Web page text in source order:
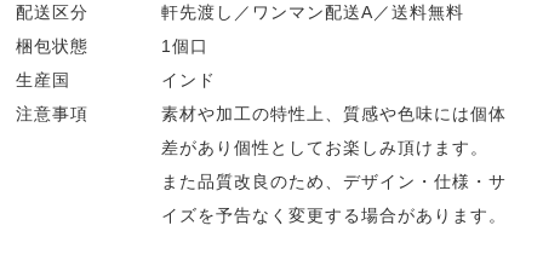
配送区分
軒先渡し／ワンマン配送A／送料無料
梱包状態
1個口
生産国
インド
注意事項
素材や加工の特性上、質感や色味には個体
差があり個性としてお楽しみ頂けます。
また品質改良のため、デザイン・仕様・サ
イズを予告なく変更する場合があります。